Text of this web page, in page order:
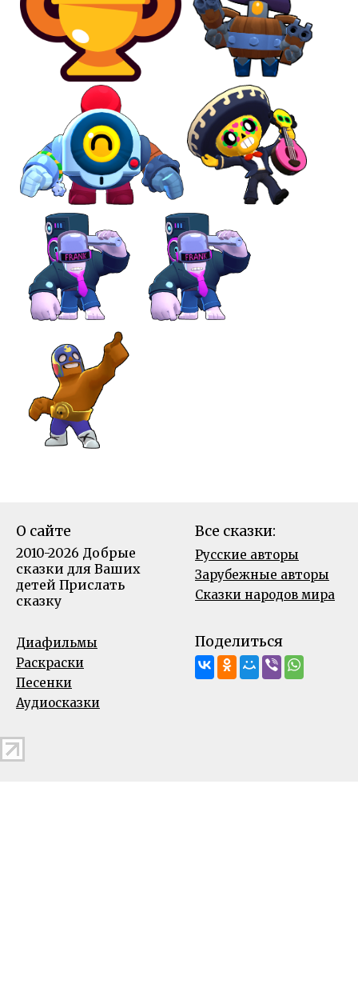
О сайте
2010-2026 Добрые
сказки для Ваших
детей Прислать
сказку
Все сказки:
Русские авторы
Зарубежные авторы
Сказки народов мира
Диафильмы
Раскраски
Песенки
Аудиосказки
Поделиться